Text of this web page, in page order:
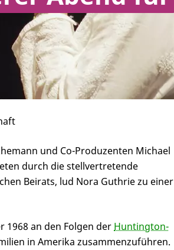
und Co-Produzenten Michael
durch die stellvertretende
Beirats, lud Nora Guthrie zu einer
1968 an den Folgen der Huntington-
in Amerika zusammenzuführen.